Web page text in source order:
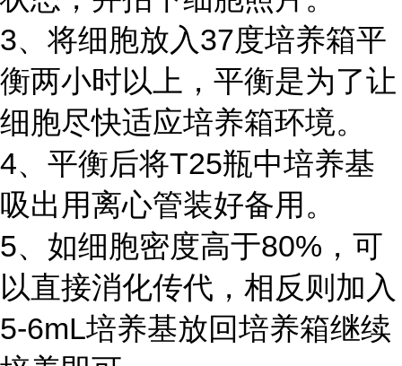
3、将细胞放入37度培养箱平
衡两小时以上，平衡是为了让
细胞尽快适应培养箱环境。
4、平衡后将T25瓶中培养基
吸出用离心管装好备用。
5、如细胞密度高于80%，可
以直接消化传代，相反则加入
5-6mL培养基放回培养箱继续